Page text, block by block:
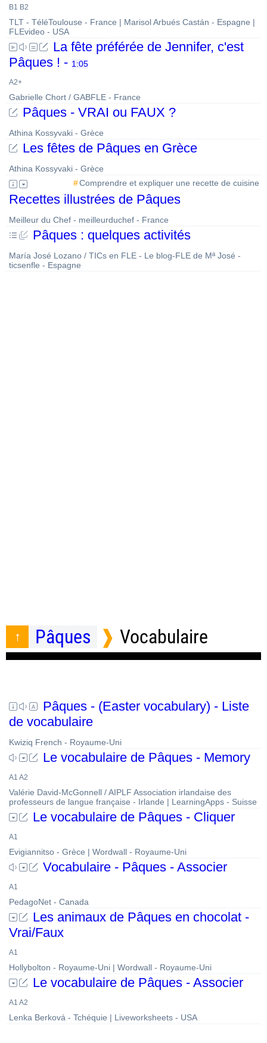
B1 B2
TLT - TéléToulouse - France | Marisol Arbués Castán - Espagne |
FLEvideo - USA
La fête préférée de Jennifer, c'est
Pâques ! - 1:05
A2+
Gabrielle Chort / GABFLE - France
Pâques - VRAI ou FAUX ?
Athina Kossyvaki - Grèce
Les fêtes de Pâques en Grèce
Athina Kossyvaki - Grèce
Comprendre et expliquer une recette de cuisine
Recettes illustrées de Pâques
Meilleur du Chef - meilleurduchef - France
Pâques : quelques activités
María José Lozano / TICs en FLE - Le blog-FLE de Mª José -
ticsenfle - Espagne
Pâques Vocabulaire
Pâques - (Easter vocabulary) - Liste
de vocabulaire
Kwiziq French - Royaume-Uni
Le vocabulaire de Pâques - Memory
A1 A2
Valérie David-McGonnell / AIPLF Association irlandaise des
professeurs de langue française - Irlande | LearningApps - Suisse
Le vocabulaire de Pâques - Cliquer
A1
Evigiannitso - Grèce | Wordwall - Royaume-Uni
Vocabulaire - Pâques - Associer
A1
PedagoNet - Canada
Les animaux de Pâques en chocolat -
Vrai/Faux
A1
Hollybolton - Royaume-Uni | Wordwall - Royaume-Uni
Le vocabulaire de Pâques - Associer
A1 A2
Lenka Berková - Tchéquie | Liveworksheets - USA